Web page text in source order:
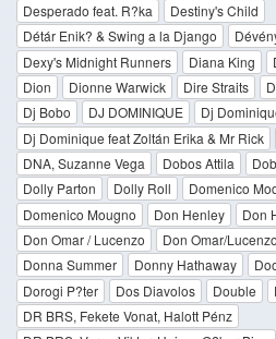
Desperado feat. R?ka
Destiny's Child
Détár Enik? & Swing a la Django
Dexy's Midnight Runners
Diana King
Dion
Dionne Warwick Dire Straits
Dj Bobo
DJ DOMINIQUE
Dj
Dj Dominique feat Zoltán Erika & Mr Rick
DNA, Suzanne Vega
Dobos Attila
Dolly Parton
Dolly Roll Domenico
Domenico Mougno
Don Henley Don
Don Omar / Lucenzo
Don Omar/Lucenzo
Donna Summer
Donny Hathaway
Dorogi P?ter
Dos Diavolos Double
DR BRS, Fekete Vonat, Halott Pénz